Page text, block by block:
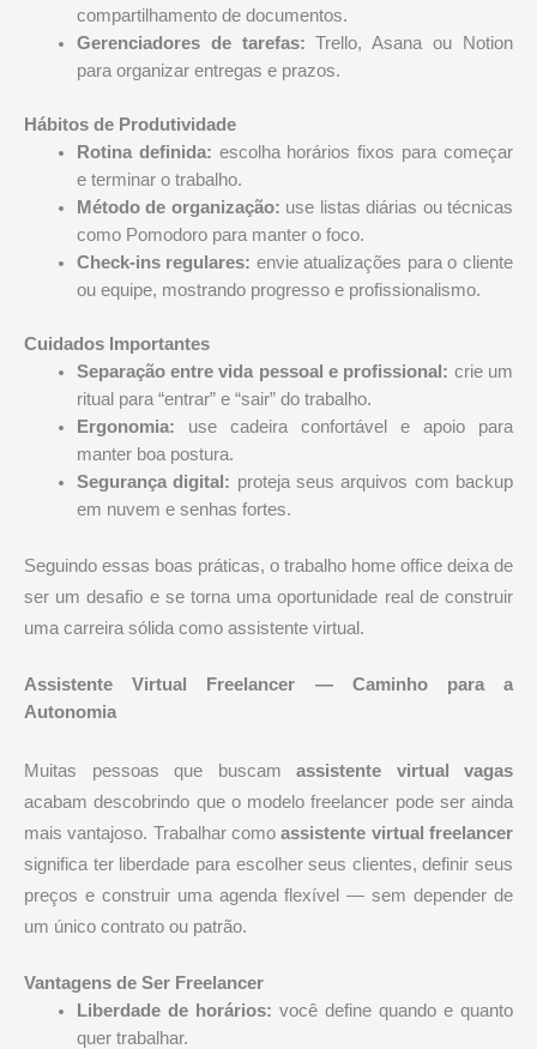
compartilhamento de documentos.
Gerenciadores de tarefas: Trello, Asana ou Notion
para organizar entregas e prazos.
Hábitos de Produtividade
Rotina definida: escolha horários fixos para começar
e terminar o trabalho.
Método de organização: use listas diárias ou técnicas
como Pomodoro para manter o foco.
Check-ins regulares: envie atualizações para o cliente
ou equipe, mostrando progresso e profissionalismo.
Cuidados Importantes
Separação entre vida pessoal e profissional: crie um
ritual para “entrar” e “sair” do trabalho.
Ergonomia: use cadeira confortável e apoio para
manter boa postura.
Segurança digital: proteja seus arquivos com backup
em nuvem e senhas fortes.
Seguindo essas boas práticas, o trabalho home office deixa de
ser um desafio e se torna uma oportunidade real de construir
uma carreira sólida como assistente virtual.
Assistente Virtual Freelancer — Caminho para a
Autonomia
Muitas pessoas que buscam assistente virtual vagas
acabam descobrindo que o modelo freelancer pode ser ainda
mais vantajoso. Trabalhar comoassistente virtual freelancer
significa ter liberdade para escolher seus clientes, definir seus
preços e construir uma agenda flexível — sem depender de
um único contrato ou patrão.
Vantagens de Ser Freelancer
Liberdade de horários: você define quando e quanto
quer trabalhar.